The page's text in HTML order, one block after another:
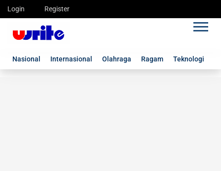
Login Register
Nasional Internasional Olahraga Ragam Teknologi